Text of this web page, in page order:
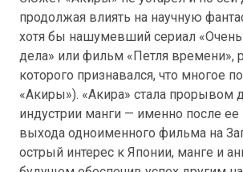
продолжая влиять на научную
хотя бы нашумевший сериал
дела» или фильм «Петля времени»,
которого признавался, что многое
«Акиры»). «Акира» стала прорывом
индустрии манги — именно после ее
выхода одноименного фильма на
острый интерес к Японии, манге и